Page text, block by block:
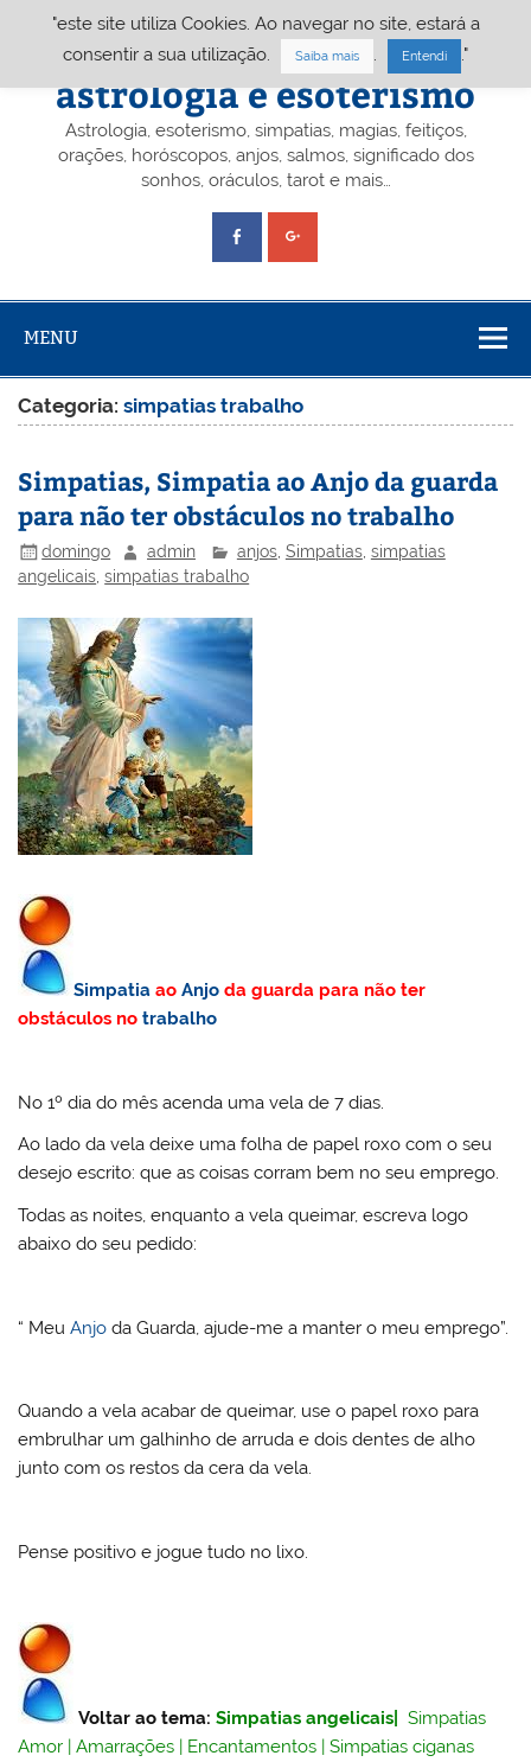
Portal A&E – Portal
astrologia e esoterismo
Astrologia, esoterismo, simpatias, magias, feitiços,
orações, horóscopos, anjos, salmos, significado dos
sonhos, oráculos, tarot e mais…
MENU
Categoria:simpatias trabalho
Simpatias, Simpatia ao Anjo da guarda
para não ter obstáculos no trabalho
domingo admin anjos, Simpatias, simpatias
angelicais,simpatias trabalho
Simpatia aoAnjo da guarda para não ter
obstáculos notrabalho
No 1º dia do mês acenda uma vela de 7 dias.
Ao lado da vela deixe uma folha de papel roxo com o seu
desejo escrito: que as coisas corram bem no seu emprego.
Todas as noites, enquanto a vela queimar, escreva logo
abaixo do seu pedido:
“ MeuAnjo da Guarda, ajude-me a manter o meu emprego”.
Quando a vela acabar de queimar, use o papel roxo para
embrulhar um galhinho de arruda e dois dentes de alho
junto com os restos da cera da vela.
Pense positivo e jogue tudo no lixo.
Voltar ao tema: Simpatias angelicais
Simpatias
Amor |Amarrações | Encantamentos |Simpatias ciganas
"este site utiliza Cookies. Ao navegar no site, estará a
consentir a sua utilização.
Saiba mais Entendi ."